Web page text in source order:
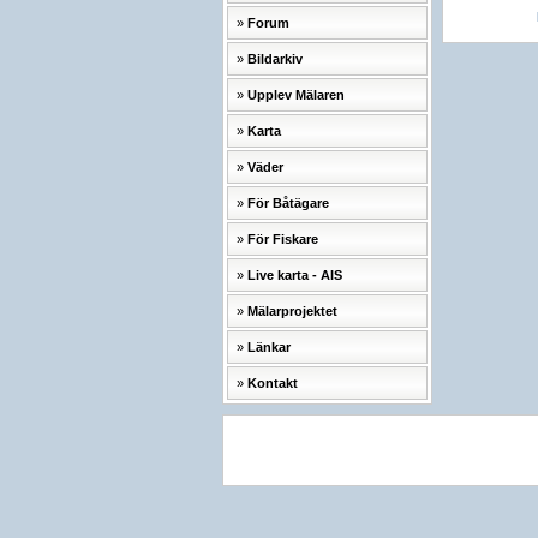
Forum
Bildarkiv
Upplev Mälaren
Karta
Väder
För Båtägare
För Fiskare
Live karta - AIS
Mälarprojektet
Länkar
Kontakt